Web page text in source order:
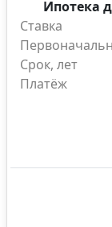
Ипотека
Ставка
Срок, лет
Платёж